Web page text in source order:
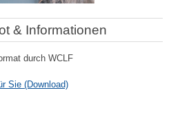
& Informationen
durch WCLF
Sie (Download)